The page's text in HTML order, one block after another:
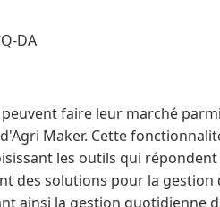
DA
faire leur marché
Maker. Cette
les outils qui
des solutions pour la gestion
ainsi la gestion quotidienne